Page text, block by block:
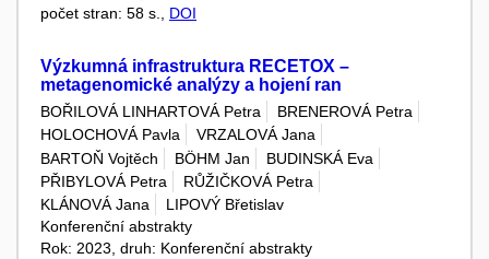
počet stran: 58 s., DOI
Výzkumná infrastruktura RECETOX –
metagenomické analýzy a hojení ran
BOŘILOVÁ LINHARTOVÁ Petra
BRENEROVÁ Petra
HOLOCHOVÁ Pavla
VRZALOVÁ Jana
BARTOŇ Vojtěch
BÖHM Jan
BUDINSKÁ Eva
PŘIBYLOVÁ Petra
RŮŽIČKOVÁ Petra
KLÁNOVÁ Jana
LIPOVÝ Břetislav
Konferenční abstrakty
Rok: 2023, druh: Konferenční abstrakty